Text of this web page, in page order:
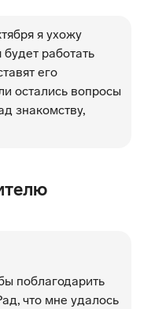
я ухожу
работать
его
остались вопросы
знакомству,
поблагодарить
что мне удалось